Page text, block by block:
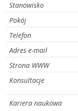
Stanowisko
Pokój
Telefon
Adres e-mail
Strona WWW
Konsultacje
Kariera naukowa